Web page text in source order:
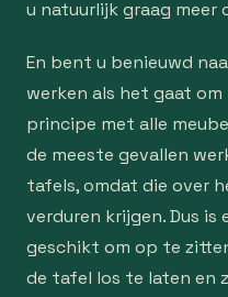
u natuurlijk graag meer
En bent u benieuwd
werken als het gaat
principe met alle
de meeste gevallen
tafels, omdat die over
verduren krijgen. Dus
geschikt om op te
de tafel los te laten en